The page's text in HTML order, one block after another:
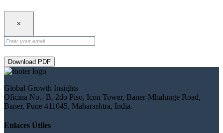
×
Download PDF
Global Growth Insights
Oficina No.- B, 2do Piso, Icon Tower, Baner-Mhalunge Road,
Baner, Pune 411045, Maharashtra, India.
Enlaces Útiles